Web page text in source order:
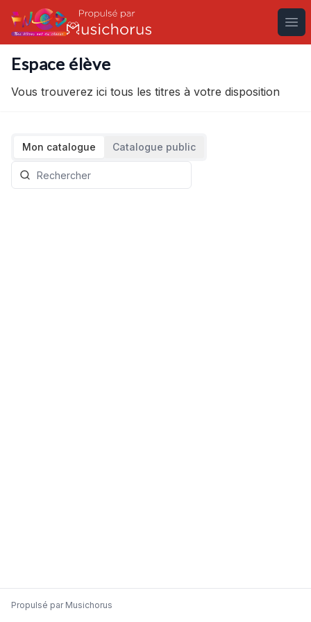
Espace élève
Vous trouverez ici tous les titres à votre disposition
Mon catalogue Catalogue public
Propulsé par Musichorus